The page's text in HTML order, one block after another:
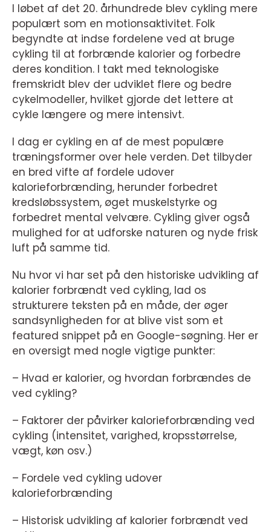
I løbet af det 20. århundrede blev cykling mere
populært som en motionsaktivitet. Folk
begyndte at indse fordelene ved at bruge
cykling til at forbrænde kalorier og forbedre
deres kondition. I takt med teknologiske
fremskridt blev der udviklet flere og bedre
cykelmodeller, hvilket gjorde det lettere at
cykle længere og mere intensivt.
I dag er cykling en af de mest populære
træningsformer over hele verden. Det tilbyder
en bred vifte af fordele udover
kalorieforbrænding, herunder forbedret
kredsløbssystem, øget muskelstyrke og
forbedret mental velvære. Cykling giver også
mulighed for at udforske naturen og nyde frisk
luft på samme tid.
Nu hvor vi har set på den historiske udvikling af
kalorier forbrændt ved cykling, lad os
strukturere teksten på en måde, der øger
sandsynligheden for at blive vist som et
featured snippet på en Google-søgning. Her er
en oversigt med nogle vigtige punkter:
– Hvad er kalorier, og hvordan forbrændes de
ved cykling?
– Faktorer der påvirker kalorieforbrænding ved
cykling (intensitet, varighed, kropsstørrelse,
vægt, køn osv.)
– Fordele ved cykling udover
kalorieforbrænding
– Historisk udvikling af kalorier forbrændt ved